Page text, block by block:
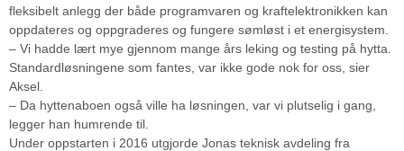
fleksibelt anlegg der både programvaren og kraftelektronikken kan
oppdateres og oppgraderes og fungere sømløst i et energisystem.
– Vi hadde lært mye gjennom mange års leking og testing på hytta.
Standardløsningene som fantes, var ikke gode nok for oss, sier
Aksel.
– Da hyttenaboen også ville ha løsningen, var vi plutselig i gang,
legger han humrende til.
Under oppstarten i 2016 utgjorde Jonas teknisk avdeling fra